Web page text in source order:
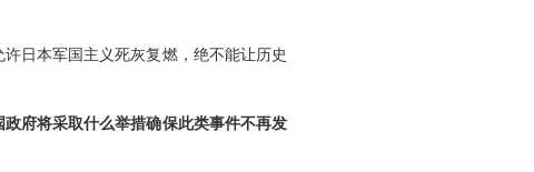
日本军国主义死灰复燃，绝不能让历史
府将采取什么举措确保此类事件不再发